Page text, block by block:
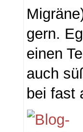
gern.
einen
auch
bei fast